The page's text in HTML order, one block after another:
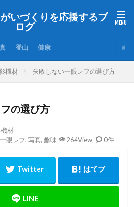
いづくりを応援するブ
ログ
登山 健康
機材 失敗しない一眼レフの選び方
の選び方
材
一眼レフ, 写真, 趣味 264View 0件